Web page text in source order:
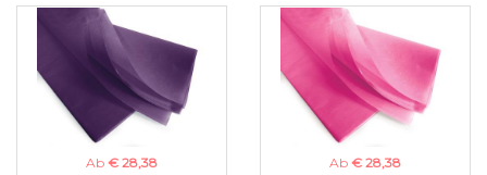
Ab € 28,38 Ab € 28,38